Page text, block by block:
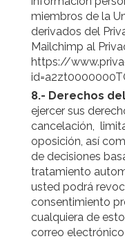
miembros de la
derivados del
Mailchimp al
https://
8.- Derechos
ejercer sus
cancelación,
oposición, así
de decisiones
tratamiento
usted podrá
consentimiento
cualquiera de
correo